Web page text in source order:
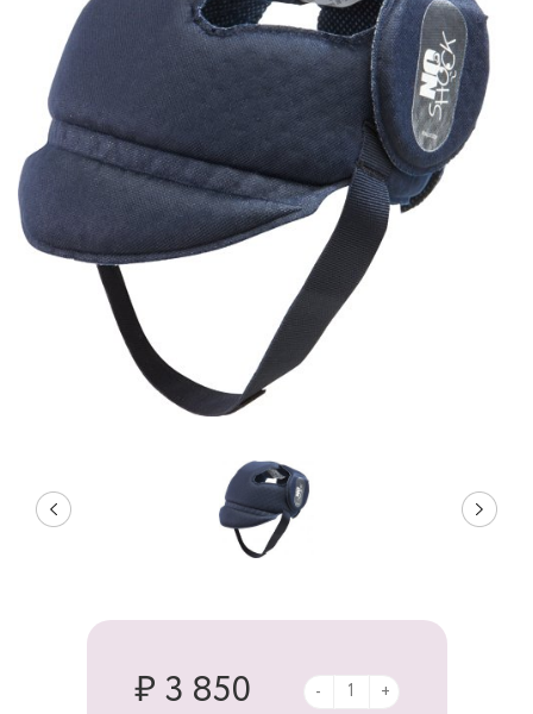
₽ 3 850 - +